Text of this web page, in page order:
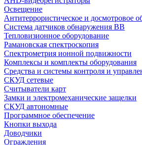
Освещение
Антитеррористическое и досмотровое
Cистема датчиков обнаружения ВВ
Тепловизионное оборудование
Рамановская спектроскопия
Спектрометрия ионной подвижности
Комплексы и комплекты оборудования
Средства и системы контроля и
СКУД сетевые
Считыватели карт
Замки и электромеханические защелки
СКУД автономные
Программное обеспечение
Кнопки выхода
Доводчики
Ограждения